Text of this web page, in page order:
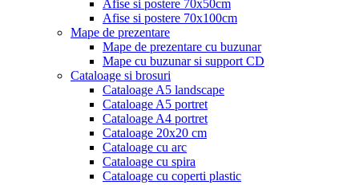
Afise si postere 70x50cm
Afise si postere 70x100cm
Mape de prezentare
Mape de prezentare cu buzunar
Mape cu buzunar si support CD
Cataloage si brosuri
Cataloage A5 landscape
Cataloage A5 portret
Cataloage A4 portret
Cataloage 20x20 cm
Cataloage cu arc
Cataloage cu spira
Cataloage cu coperti plastic